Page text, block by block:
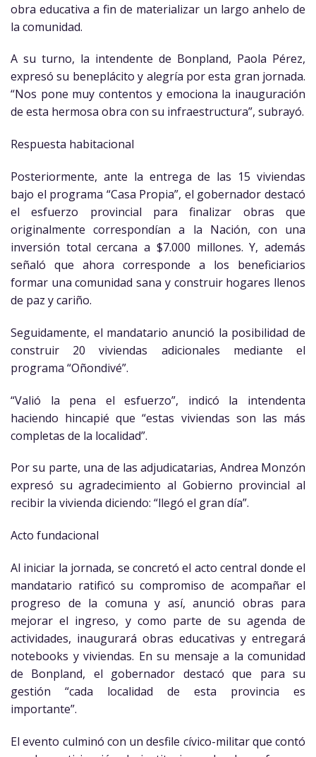
obra educativa a fin de materializar un largo anhelo de
la comunidad.
A su turno, la intendente de Bonpland, Paola Pérez,
expresó su beneplácito y alegría por esta gran jornada.
“Nos pone muy contentos y emociona la inauguración
de esta hermosa obra con su infraestructura”, subrayó.
Respuesta habitacional
Posteriormente, ante la entrega de las 15 viviendas
bajo el programa “Casa Propia”, el gobernador destacó
el esfuerzo provincial para finalizar obras que
originalmente correspondían a la Nación, con una
inversión total cercana a $7.000 millones. Y, además
señaló que ahora corresponde a los beneficiarios
formar una comunidad sana y construir hogares llenos
de paz y cariño.
Seguidamente, el mandatario anunció la posibilidad de
construir 20 viviendas adicionales mediante el
programa “Oñondivé”.
“Valió la pena el esfuerzo”, indicó la intendenta
haciendo hincapié que “estas viviendas son las más
completas de la localidad”.
Por su parte, una de las adjudicatarias, Andrea Monzón
expresó su agradecimiento al Gobierno provincial al
recibir la vivienda diciendo: “llegó el gran día”.
Acto fundacional
Al iniciar la jornada, se concretó el acto central donde el
mandatario ratificó su compromiso de acompañar el
progreso de la comuna y así, anunció obras para
mejorar el ingreso, y como parte de su agenda de
actividades, inaugurará obras educativas y entregará
notebooks y viviendas. En su mensaje a la comunidad
de Bonpland, el gobernador destacó que para su
gestión “cada localidad de esta provincia es
importante”.
El evento culminó con un desfile cívico-militar que contó